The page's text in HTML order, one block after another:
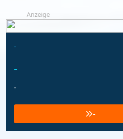
Anzeige
-
-
-
-